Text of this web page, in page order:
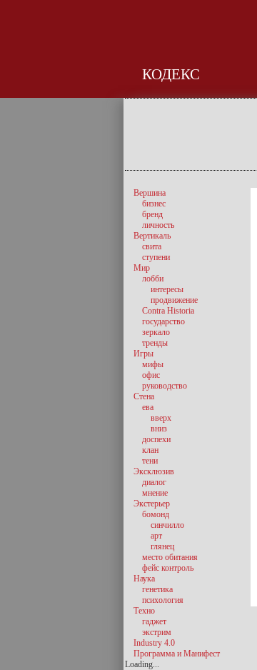
КОДЕКС
Вершина
бизнес
бренд
личность
Вертикаль
свита
ступени
Мир
лобби
интересы
продвижение
Contra Historia
государство
зеркало
тренды
Игры
мифы
офис
руководство
Стена
ева
вверх
вниз
доспехи
клан
тени
Эксклюзив
диалог
мнение
Экстерьер
бомонд
синчилло
арт
глянец
место обитания
фейс контроль
Наука
генетика
психология
Техно
гаджет
экстрим
Industry 4.0
Программа и Манифест
Loading...